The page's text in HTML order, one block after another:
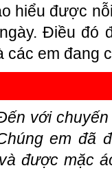
hiểu được
Điều đó
các em đang
với
em đã
được mặc